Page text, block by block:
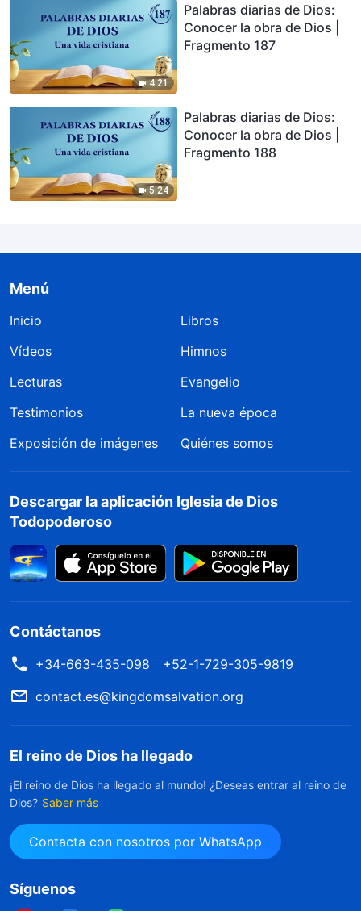
4:21
Palabras diarias de Dios:
Conocer la obra de Dios |
Fragmento 187
5:24
Palabras diarias de Dios:
Conocer la obra de Dios |
Fragmento 188
Menú
Inicio
Libros
Vídeos
Himnos
Lecturas
Evangelio
Testimonios
La nueva época
Exposición de imágenes
Quiénes somos
Descargar la aplicación Iglesia de Dios
Todopoderoso
Contáctanos
+34-663-435-098
+52-1-729-305-9819
contact.es@kingdomsalvation.org
El reino de Dios ha llegado
¡El reino de Dios ha llegado al mundo! ¿Deseas entrar al reino de
Dios? Saber más
Contacta con nosotros por WhatsApp
Síguenos